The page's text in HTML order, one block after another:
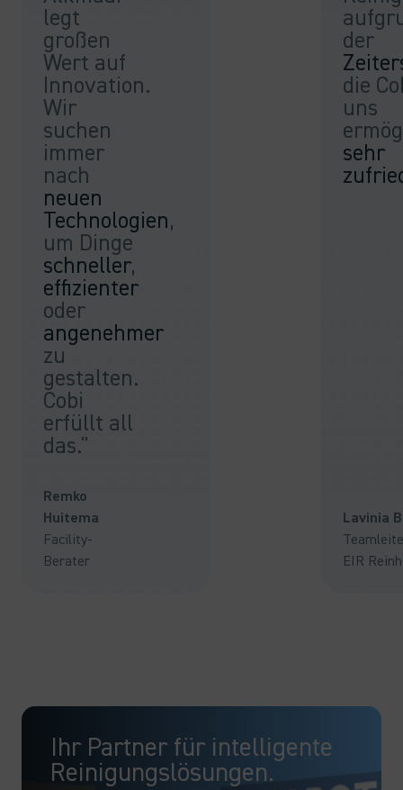
legt
großen
Wert auf
Innovation.
Wir
suchen
immer
nach
neuen
Technologien,
um Dinge
schneller,
effizienter
oder
angenehmer
zu
gestalten.
Cobi
erfüllt all
das."
Remko
Huitema
Facility-
Berater
der
die
uns
sehr
Lavinia
EIR
Ihr Partner für intelligente
Reinigungslösungen.